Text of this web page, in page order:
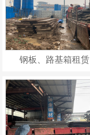
钢板、路基箱租赁